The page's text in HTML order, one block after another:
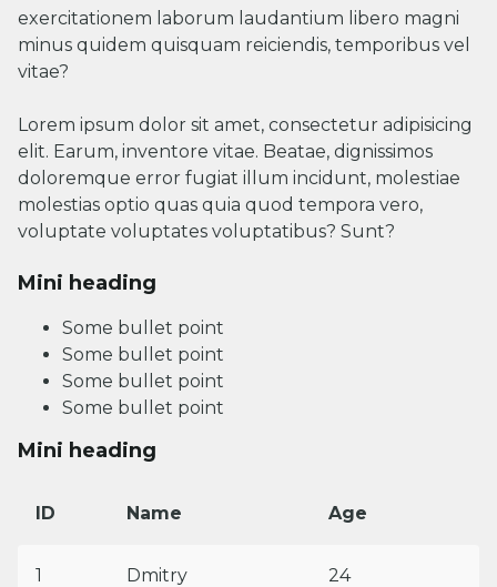
exercitationem laborum laudantium libero magni
minus quidem quisquam reiciendis, temporibus vel
vitae?
Lorem ipsum dolor sit amet, consectetur adipisicing
elit. Earum, inventore vitae. Beatae, dignissimos
doloremque error fugiat illum incidunt, molestiae
molestias optio quas quia quod tempora vero,
voluptate voluptates voluptatibus? Sunt?
Mini heading
Some bullet point
Some bullet point
Some bullet point
Some bullet point
Mini heading
ID Name Age
1 Dmitry 24